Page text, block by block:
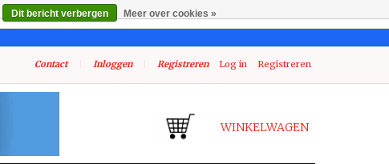
Contact Inloggen Registreren Log in Registreren
WINKELWAGEN
Dit bericht verbergen Meer over cookies »